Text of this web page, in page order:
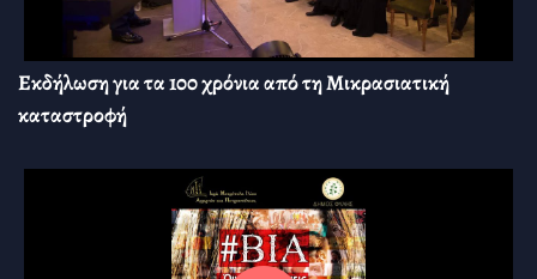
Εκδήλωση για τα 100 χρόνια από τη Μικρασιατική
καταστροφή